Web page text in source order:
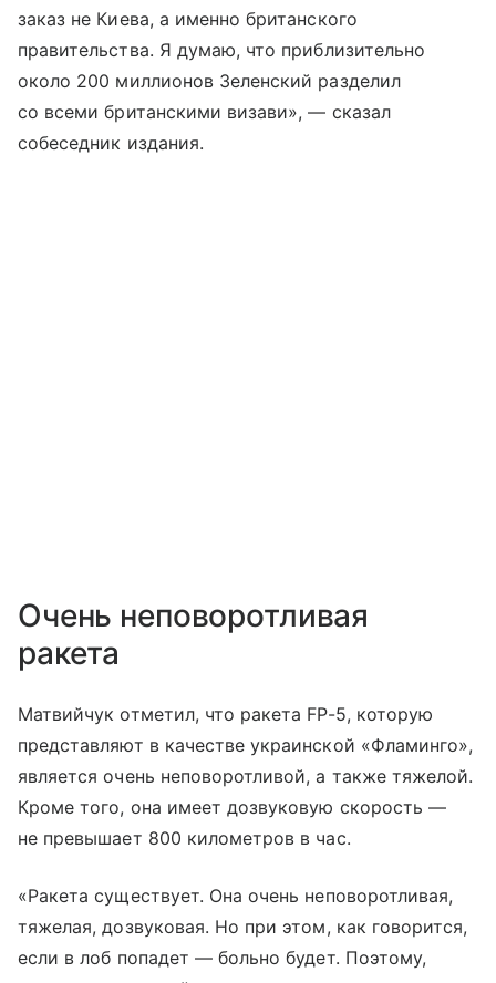
заказ не Киева, а именно британского
правительства. Я думаю, что приблизительно
около 200 миллионов Зеленский разделил
со всеми британскими визави», — сказал
собеседник издания.
Очень неповоротливая
ракета
Матвийчук отметил, что ракета FP-5, которую
представляют в качестве украинской «Фламинго»,
является очень неповоротливой, а также тяжелой.
Кроме того, она имеет дозвуковую скорость —
не превышает 800 километров в час.
«Ракета существует. Она очень неповоротливая,
тяжелая, дозвуковая. Но при этом, как говорится,
если в лоб попадет — больно будет. Поэтому,